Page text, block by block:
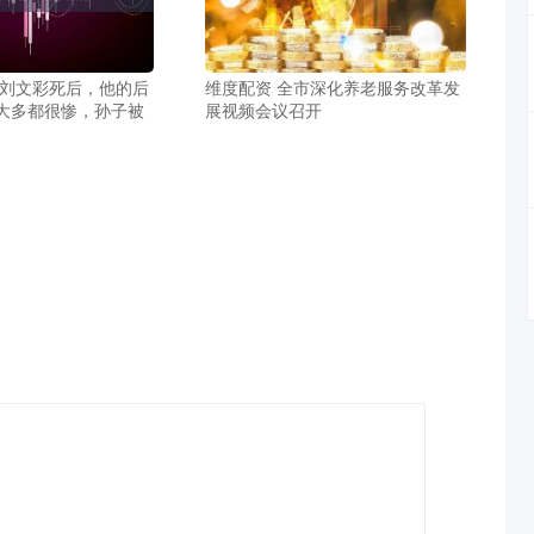
文彩死后，他的后
多都很惨，孙子被
维度配资 全市深化养老服务改革发
展视频会议召开